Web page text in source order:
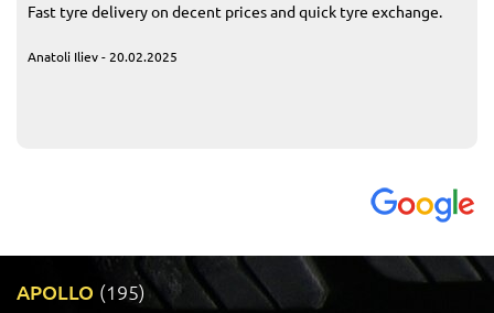
Fast tyre delivery on decent prices and quick tyre exchange.
Anatoli Iliev - 20.02.2025
APOLLO (195)